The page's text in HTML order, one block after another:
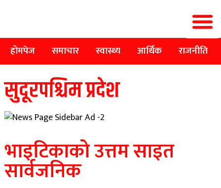
होमपेज समाचार स्वास्थ्य आर्थिक राजनीति
सुदूरपश्चिम प्रदेश
भाइटिकाको उत्तम साइत
सार्वजनिक